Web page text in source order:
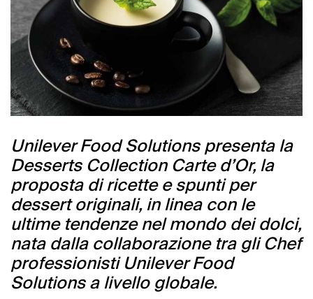
Unilever Food Solutions presenta la
Desserts Collection Carte d’Or, la
proposta di ricette e spunti per
dessert originali, in linea con le
ultime tendenze nel mondo dei dolci,
nata dalla collaborazione tra gli Chef
professionisti Unilever Food
Solutions a livello globale.